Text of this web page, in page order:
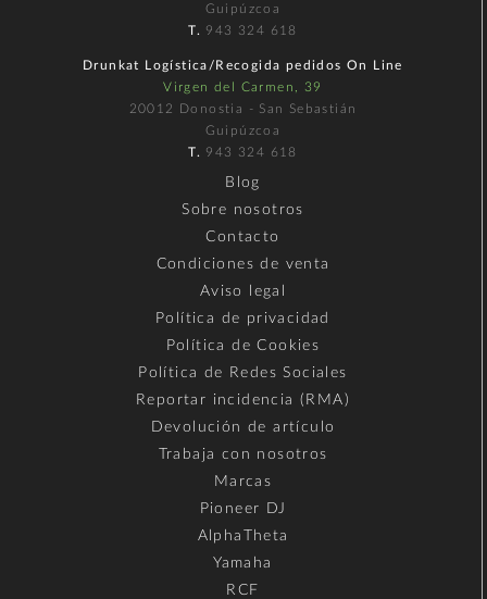
Guipúzcoa
T. 943 324 618
Drunkat Logística/Recogida pedidos On Line
Virgen del Carmen, 39
20012 Donostia - San Sebastián
Guipúzcoa
T. 943 324 618
Blog
Sobre nosotros
Contacto
Condiciones de venta
Aviso legal
Política de privacidad
Política de Cookies
Política de Redes Sociales
Reportar incidencia (RMA)
Devolución de artículo
Trabaja con nosotros
Marcas
Pioneer DJ
AlphaTheta
Yamaha
RCF